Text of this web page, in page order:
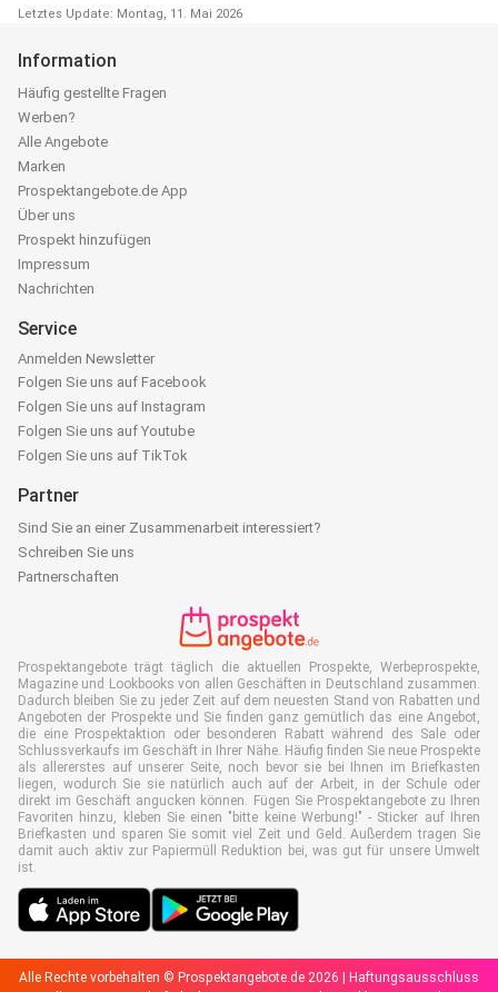
Letztes Update: Montag, 11. Mai 2026
Information
Häufig gestellte Fragen
Werben?
Alle Angebote
Marken
Prospektangebote.de App
Über uns
Prospekt hinzufügen
Impressum
Nachrichten
Service
Anmelden Newsletter
Folgen Sie uns auf Facebook
Folgen Sie uns auf Instagram
Folgen Sie uns auf Youtube
Folgen Sie uns auf TikTok
Partner
Sind Sie an einer Zusammenarbeit interessiert?
Schreiben Sie uns
Partnerschaften
Prospektangebote trägt täglich die aktuellen Prospekte, Werbeprospekte,
Magazine und Lookbooks von allen Geschäften in Deutschland zusammen.
Dadurch bleiben Sie zu jeder Zeit auf dem neuesten Stand von Rabatten und
Angeboten der Prospekte und Sie finden ganz gemütlich das eine Angebot,
die eine Prospektaktion oder besonderen Rabatt während des Sale oder
Schlussverkaufs im Geschäft in Ihrer Nähe. Häufig finden Sie neue Prospekte
als allererstes auf unserer Seite, noch bevor sie bei Ihnen im Briefkasten
liegen, wodurch Sie sie natürlich auch auf der Arbeit, in der Schule oder
direkt im Geschäft angucken können. Fügen Sie Prospektangebote zu Ihren
Favoriten hinzu, kleben Sie einen "bitte keine Werbung!" - Sticker auf Ihren
Briefkasten und sparen Sie somit viel Zeit und Geld. Außerdem tragen Sie
damit auch aktiv zur Papiermüll Reduktion bei, was gut für unsere Umwelt
ist.
Alle Rechte vorbehalten © Prospektangebote.de 2026 |
Haftungsausschluss